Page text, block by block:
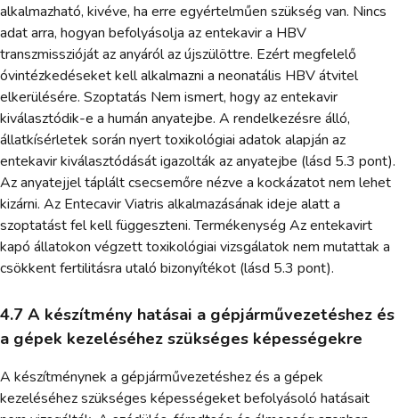
alkalmazható, kivéve, ha erre egyértelműen szükség van. Nincs
adat arra, hogyan befolyásolja az entekavir a HBV
transzmisszióját az anyáról az újszülöttre. Ezért megfelelő
óvintézkedéseket kell alkalmazni a neonatális HBV átvitel
elkerülésére. Szoptatás Nem ismert, hogy az entekavir
kiválasztódik-e a humán anyatejbe. A rendelkezésre álló,
állatkísérletek során nyert toxikológiai adatok alapján az
entekavir kiválasztódását igazolták az anyatejbe (lásd 5.3 pont).
Az anyatejjel táplált csecsemőre nézve a kockázatot nem lehet
kizárni. Az Entecavir Viatris alkalmazásának ideje alatt a
szoptatást fel kell függeszteni. Termékenység Az entekavirt
kapó állatokon végzett toxikológiai vizsgálatok nem mutattak a
csökkent fertilitásra utaló bizonyítékot (lásd 5.3 pont).
4.7 A készítmény hatásai a gépjárművezetéshez és
a gépek kezeléséhez szükséges képességekre
A készítménynek a gépjárművezetéshez és a gépek
kezeléséhez szükséges képességeket befolyásoló hatásait